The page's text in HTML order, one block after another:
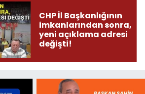
CHP İl Başkanlığının
imkanlarından sonra,
yeni açıklama adresi
değişti!